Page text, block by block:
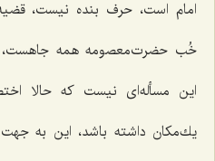
امام است، حرف بنده نیست،
خُب حضرت‌معصومه همه
این مسأله‌ای نیست كه حالا
یك‌مكان داشته باشد، این به